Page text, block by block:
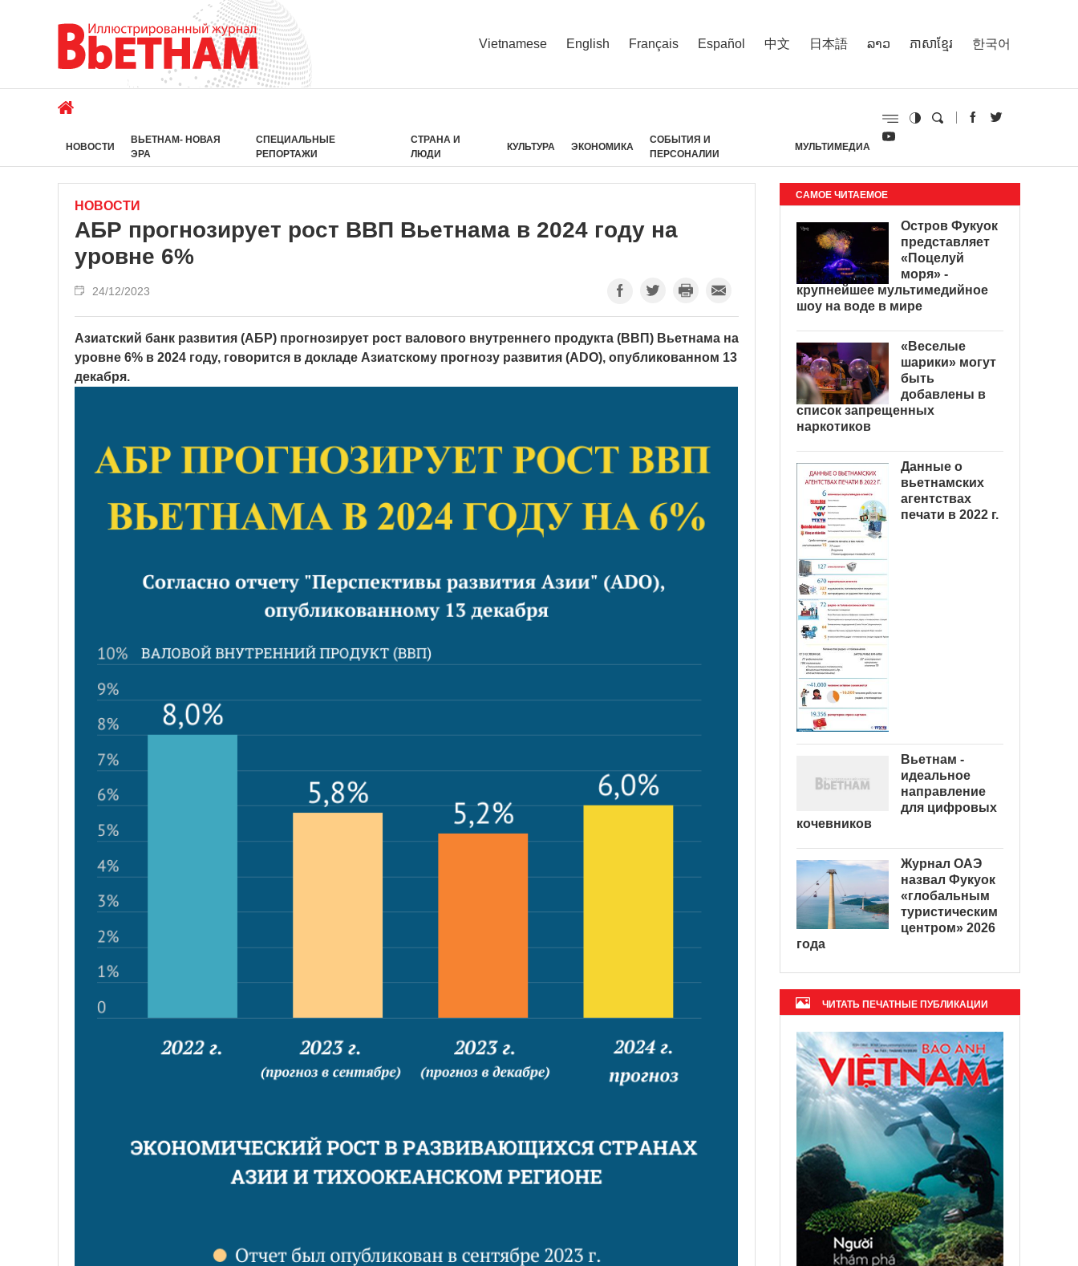
Vietnamese English Français Español 中文 日本語 ລາວ ភាសាខ្មែរ 한국어
НОВОСТИ
ВЬЕТНАМ- НОВАЯ
ЭРА
СПЕЦИАЛЬНЫЕ
РЕПОРТАЖИ
СТРАНА И
ЛЮДИ
КУЛЬТУРА ЭКОНОМИКА
СОБЫТИЯ И
ПЕРСОНАЛИИ
МУЛЬТИМЕДИА
НОВОСТИ
АБР прогнозирует рост ВВП Вьетнама в 2024 году на
уровне 6%
24/12/2023
Азиатский банк развития (АБР) прогнозирует рост валового внутреннего продукта (ВВП) Вьетнама на
уровне 6% в 2024 году, говорится в докладе Азиатскому прогнозу развития (ADO), опубликованном 13
декабря.
САМОЕ ЧИТАЕМОЕ
Остров Фукуок
представляет
«Поцелуй
моря» -
крупнейшее мультимедийное
шоу на воде в мире
«Веселые
шарики» могут
быть
добавлены в
список запрещенных
наркотиков
Данные о
вьетнамских
агентствах
печати в 2022 г.
Вьетнам -
идеальное
направление
для цифровых
кочевников
Журнал ОАЭ
назвал Фукуок
«глобальным
туристическим
центром» 2026
года
ЧИТАТЬ ПЕЧАТНЫЕ ПУБЛИКАЦИИ